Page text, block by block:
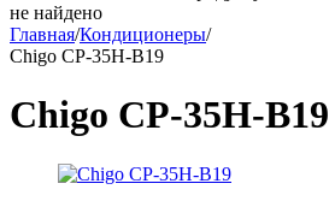
не найдено
Главная/Кондиционеры/
Chigo CP-35H-B19
Chigo CP-35H-B19